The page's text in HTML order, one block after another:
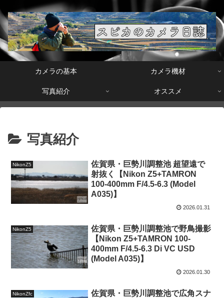
カメラの基本 カメラ機材
写真紹介 オススメ
写真紹介
NikonZ5
佐賀県・巨勢川調整池 超望遠で
射抜く【Nikon Z5+TAMRON
100-400mm F/4.5-6.3 (Model
A035)】
2026.01.31
NikonZ5
佐賀県・巨勢川調整池で野鳥撮影
【Nikon Z5+TAMRON 100-
400mm F/4.5-6.3 Di VC USD
(Model A035)】
2026.01.30
NikonZfc
佐賀県・巨勢川調整池で広角スナ